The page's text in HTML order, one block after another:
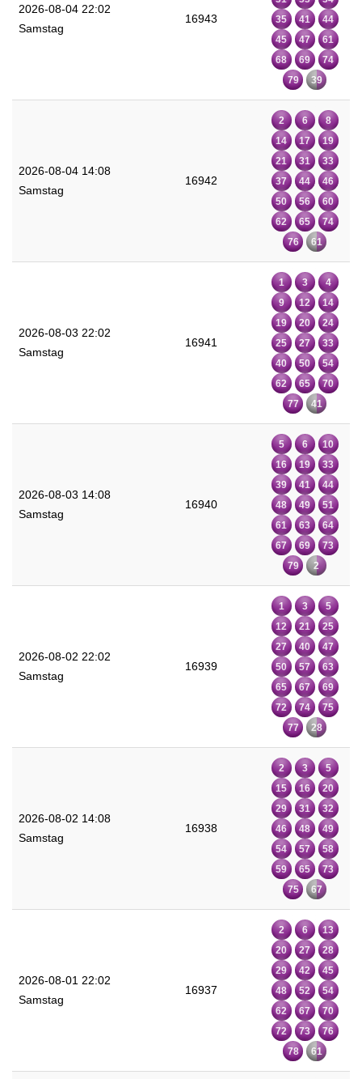
2026-08-04 22:02
Samstag
16943
35
41
44
45
47
61
68
69
74
79
39
2026-08-04 14:08
Samstag
16942
2 6
8
14
17
19
21
31
33
37
44
46
50
56
60
62
65
74
76
61
2026-08-03 22:02
Samstag
16941
1 3
4
9
12
14
19
20
24
25
27
33
40
50
54
62
65
70
77
41
2026-08-03 14:08
Samstag
16940
5 6
10
16
19
33
39
41
44
48
49
51
61
63
64
67
69
73
79
2
2026-08-02 22:02
Samstag
16939
1 3
5
12
21
25
27
40
47
50
57
63
65
67
69
72
74
75
77
28
2026-08-02 14:08
Samstag
16938
2 3
5
15
16
20
29
31
32
46
48
49
54
57
58
59
65
73
75
67
2026-08-01 22:02
Samstag
16937
2 6
13
20
27
28
29
42
45
48
52
54
62
67
70
72
73
76
78
61